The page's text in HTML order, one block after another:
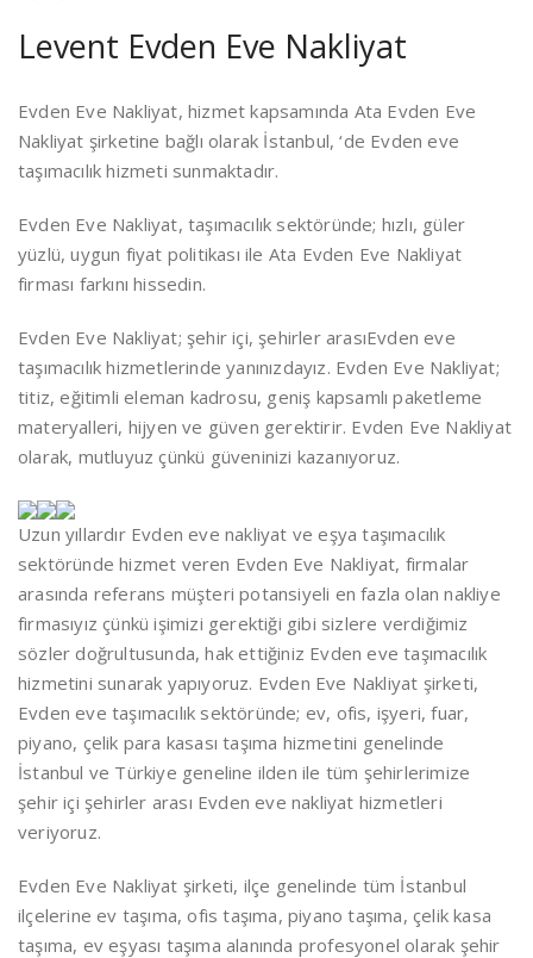
Levent Evden Eve Nakliyat
Evden Eve Nakliyat, hizmet kapsamında Ata Evden Eve
Nakliyat şirketine bağlı olarak İstanbul, ‘de Evden eve
taşımacılık hizmeti sunmaktadır.
Evden Eve Nakliyat, taşımacılık sektöründe; hızlı, güler
yüzlü, uygun fiyat politikası ile Ata Evden Eve Nakliyat
firması farkını hissedin.
Evden Eve Nakliyat; şehir içi, şehirler arasıEvden eve
taşımacılık hizmetlerinde yanınızdayız. Evden Eve Nakliyat;
titiz, eğitimli eleman kadrosu, geniş kapsamlı paketleme
materyalleri, hijyen ve güven gerektirir. Evden Eve Nakliyat
olarak, mutluyuz çünkü güveninizi kazanıyoruz.
Uzun yıllardır Evden eve nakliyat ve eşya taşımacılık
sektöründe hizmet veren Evden Eve Nakliyat, firmalar
arasında referans müşteri potansiyeli en fazla olan nakliye
firmasıyız çünkü işimizi gerektiği gibi sizlere verdiğimiz
sözler doğrultusunda, hak ettiğiniz Evden eve taşımacılık
hizmetini sunarak yapıyoruz. Evden Eve Nakliyat şirketi,
Evden eve taşımacılık sektöründe; ev, ofis, işyeri, fuar,
piyano, çelik para kasası taşıma hizmetini genelinde
İstanbul ve Türkiye geneline ilden ile tüm şehirlerimize
şehir içi şehirler arası Evden eve nakliyat hizmetleri
veriyoruz.
Evden Eve Nakliyat şirketi, ilçe genelinde tüm İstanbul
ilçelerine ev taşıma, ofis taşıma, piyano taşıma, çelik kasa
taşıma, ev eşyası taşıma alanında profesyonel olarak şehir